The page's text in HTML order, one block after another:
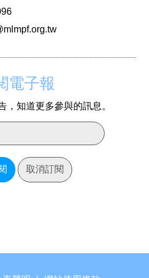
電子報
，知道更多參與的訊息。
取消訂閱